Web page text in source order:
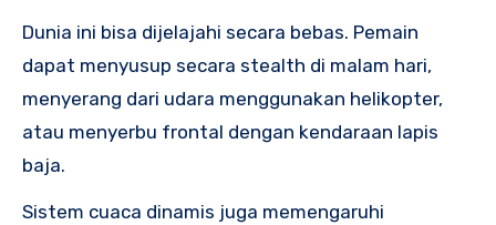
Dunia ini bisa dijelajahi secara bebas. Pemain
dapat menyusup secara stealth di malam hari,
menyerang dari udara menggunakan helikopter,
atau menyerbu frontal dengan kendaraan lapis
baja.
Sistem cuaca dinamis juga memengaruhi